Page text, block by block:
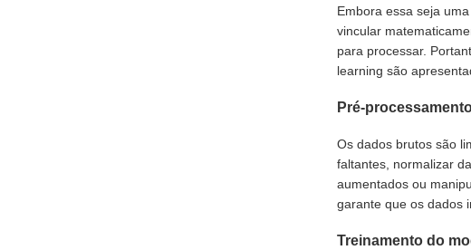
Embora essa seja
vincular
para processar.
learning são
Pré-
Os dados brutos são
faltantes, normalizar
aumentados ou
garante que os dados
Treinamento do